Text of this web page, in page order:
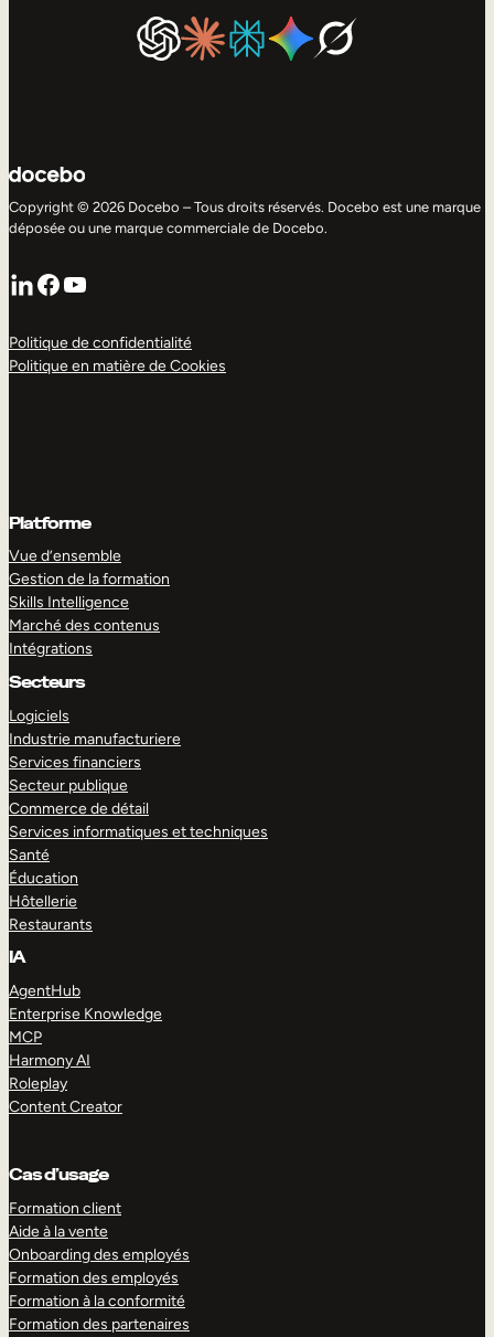
Copyright © 2026 Docebo – Tous droits réservés. Docebo est une marque
déposée ou une marque commerciale de Docebo.
LinkedIn
Facebook
YouTube
Politique de confidentialité
Politique en matière de Cookies
Platforme
Vue d’ensemble
Gestion de la formation
Skills Intelligence
Marché des contenus
Intégrations
Secteurs
Logiciels
Industrie manufacturiere
Services financiers
Secteur publique
Commerce de détail
Services informatiques et techniques
Santé
Éducation
Hôtellerie
Restaurants
IA
AgentHub
Enterprise Knowledge
MCP
Harmony AI
Roleplay
Content Creator
Cas d’usage
Formation client
Aide à la vente
Onboarding des employés
Formation des employés
Formation à la conformité
Formation des partenaires